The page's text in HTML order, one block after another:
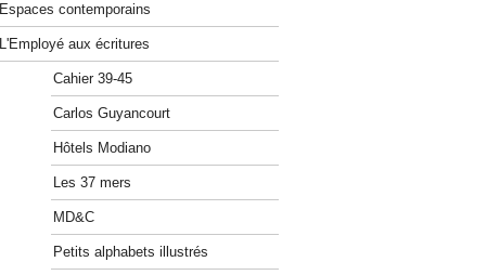
Espaces contemporains
L'Employé aux écritures
Cahier 39-45
Carlos Guyancourt
Hôtels Modiano
Les 37 mers
MD&C
Petits alphabets illustrés